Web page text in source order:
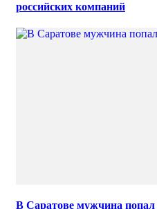
российских компаний
В Саратове мужчина попал